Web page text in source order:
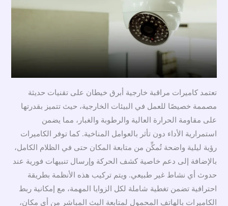
تعتمد كاميرات مراقبة خارجية أبرق خيطان على تقنيات حديثة
مصممة خصيصًا للعمل في البيئات الخارجية، حيث تتميز بقدرتها
على مقاومة الحرارة العالية والرطوبة والغبار، مما يضمن
استمرارية الأداء دون تأثر بالعوامل المناخية. كما توفر الكاميرات
رؤية ليلية واضحة تُمكِّن من متابعة المكان حتى في الظلام الكامل،
بالإضافة إلى دعم خاصية كشف الحركة وإرسال تنبيهات فورية عند
حدوث أي نشاط غير طبيعي. ويتم تركيب هذه الأنظمة بطريقة
احترافية تضمن تغطية شاملة لكل الزوايا المهمة، مع إمكانية ربط
الكاميرات بالهاتف المحمول لمتابعة البث المباشر من أي مكان،